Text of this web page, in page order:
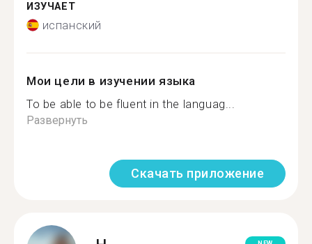
ИЗУЧАЕТ
испанский
Мои цели в изучении языка
To be able to be fluent in the languag...
Развернуть
Скачать приложение